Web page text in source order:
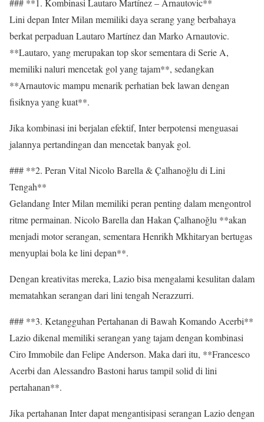
Lini depan Inter Milan memiliki daya serang yang berbahaya
berkat perpaduan Lautaro Martínez dan Marko Arnautovic.
**Lautaro, yang merupakan top skor sementara di Serie A,
memiliki naluri mencetak gol yang tajam**, sedangkan
**Arnautovic mampu menarik perhatian bek lawan dengan
fisiknya yang kuat**.
Jika kombinasi ini berjalan efektif, Inter berpotensi menguasai
jalannya pertandingan dan mencetak banyak gol.
### **2. Peran Vital Nicolo Barella & Çalhanoğlu di Lini
Tengah**
Gelandang Inter Milan memiliki peran penting dalam mengontrol
ritme permainan. Nicolo Barella dan Hakan Çalhanoğlu **akan
menjadi motor serangan, sementara Henrikh Mkhitaryan bertugas
menyuplai bola ke lini depan**.
Dengan kreativitas mereka, Lazio bisa mengalami kesulitan dalam
mematahkan serangan dari lini tengah Nerazzurri.
### **3. Ketangguhan Pertahanan di Bawah Komando Acerbi**
Lazio dikenal memiliki serangan yang tajam dengan kombinasi
Ciro Immobile dan Felipe Anderson. Maka dari itu, **Francesco
Acerbi dan Alessandro Bastoni harus tampil solid di lini
pertahanan**.
Jika pertahanan Inter dapat mengantisipasi serangan Lazio dengan